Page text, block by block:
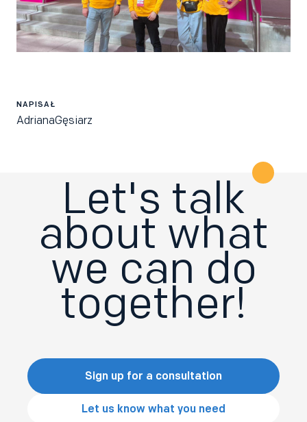
NAPISAŁ
AdrianaGęsiarz
Let's talk
about what
we can do
together!
Sign up for a consultation
Let us know what you need